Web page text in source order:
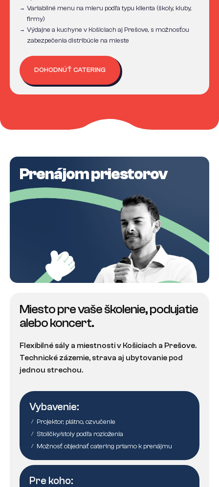
→ Variabilné menu na mieru podľa typu klienta (školy, kluby,
firmy)
→ Výdajne a kuchyne v Košiciach aj Prešove, s možnosťou
zabezpečenia distribúcie na mieste
DOHODNÚŤ CATERING
Prenájom priestorov
Miesto pre vaše školenie, podujatie
alebo koncert.
Flexibilné sály a miestnosti v Košiciach a Prešove.
Technické zázemie, strava aj ubytovanie pod
jednou strechou.
Vybavenie:
/ Projektor, plátno, ozvučenie
/ Stoličky/stoly podľa rozloženia
/ Možnosť objednať catering priamo k prenájmu
Pre koho: